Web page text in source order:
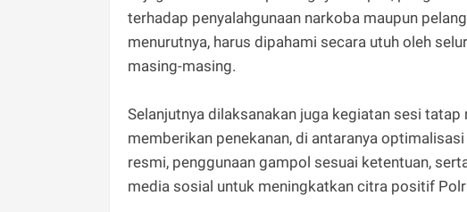
terhadap penyalahgunaan narkoba maupun
menurutnya, harus dipahami secara utuh oleh
masing-masing.
Selanjutnya dilaksanakan juga kegiatan sesi
memberikan penekanan, di antaranya
resmi, penggunaan gampol sesuai ketentuan,
media sosial untuk meningkatkan citra positif